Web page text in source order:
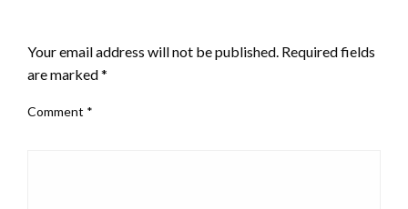
Your email address will not be published. Required fields
are marked*
Comment *